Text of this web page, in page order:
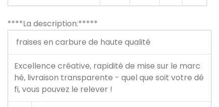
****La description:*****
fraises en carbure de haute qualité
Excellence créative, rapidité de mise sur le marc
hé, livraison transparente - quel que soit votre dé
fi, vous pouvez le relever !